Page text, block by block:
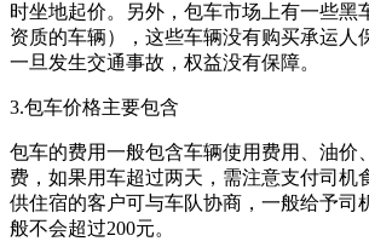
时坐地起价。另外，包车市场上有一些黑
资质的车辆），这些车辆没有购买承运人
一旦发生交通事故，权益没有保障。
3.包车价格主要包含
包车的费用一般包含车辆使用费用、油价
费，如果用车超过两天，需注意支付司机
供住宿的客户可与车队协商，一般给予司
般不会超过200元。